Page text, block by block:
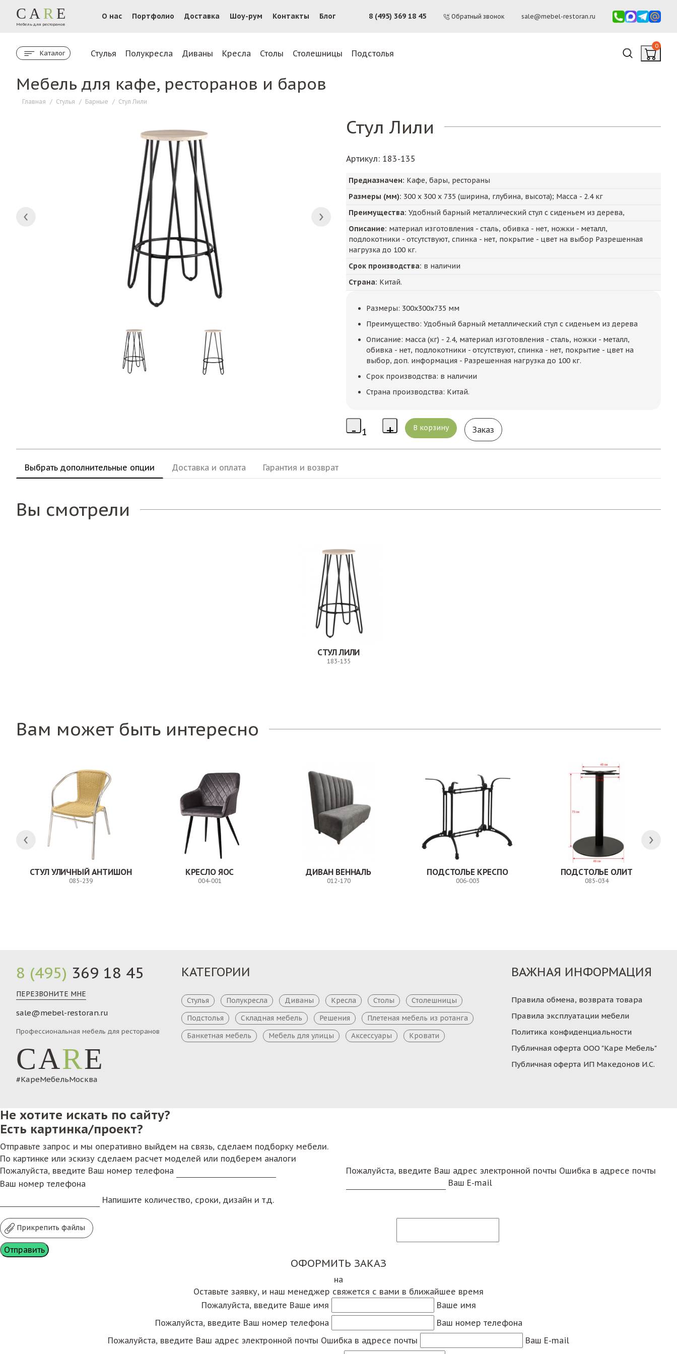
CA R E
Мебель для ресторанов
О нас Портфолио Доставка Шоу-рум Контакты Блог 8 (495) 369 18 45 Обратный звонок sale@mebel-restoran.ru
Каталог Стулья Полукресла Диваны Кресла Столы Столешницы Подстолья
0
Мебель для кафе, ресторанов и баров
Главная / Стулья / Барные / Стул Лили
Стул Лили
Артикул: 183-135
Предназначен: Кафе, бары, рестораны
Размеры (мм): 300 х 300 х 735 (ширина, глубина, высота); Масса - 2.4кг
Преимущества: Удобный барный металлический стул с сиденьем из дерева,
Описание: материал изготовления - сталь, обивка - нет, ножки - металл,
подлокотники - отсутствуют, спинка - нет, покрытие - цвет на выбор Разрешенная
нагрузка до 100 кг.
Срок производства: в наличии
Страна: Китай.
Размеры: 300x300x735 мм
Преимущество: Удобный барный металлический стул с сиденьем из дерева
Описание: масса (кг) - 2.4, материал изготовления - сталь, ножки - металл,
обивка - нет, подлокотники - отсутствуют, спинка - нет, покрытие - цвет на
выбор, доп. информация - Разрешенная нагрузка до 100 кг.
Срок производства: в наличии
Страна производства: Китай.
Заказ
Выбрать дополнительные опции Доставка и оплата Гарантия и возврат
Вы смотрели
СТУЛ ЛИЛИ
183-135
Вам может быть интересно
СТУЛ УЛИЧНЫЙ АНТИШОН
085-239
КРЕСЛО ЯОС
004-001
ДИВАН ВЕННАЛЬ
012-170
ПОДСТОЛЬЕ КРЕСПО
006-003
ПОДСТОЛЬЕ ОЛИТ
085-034
8 (495) 369 18 45
ПЕРЕЗВОНИТЕ МНЕ
sale@mebel-restoran.ru
Профессиональная мебель для ресторанов
CARE
#КареМебельМосква
КАТЕГОРИИ
Стулья Полукресла Диваны Кресла Столы
Столешницы
Подстолья
Складная мебель Решения
Плетеная мебель из ротанга
Банкетная мебель
Мебель для улицы Аксессуары Кровати
ВАЖНАЯ ИНФОРМАЦИЯ
Правила обмена, возврата товара
Правила эксплуатации мебели
Политика конфиденциальности
Публичная оферта ООО "Каре Мебель"
Публичная оферта ИП Македонов И.С.
Не хотите искать по сайту?
Есть картинка/проект?
Отправьте запрос и мы оперативно выйдем на связь, сделаем подборку мебели.
По картинке или эскизу сделаем расчет моделей или подберем аналоги
Пожалуйста, введите Ваш номер телефона
Ваш номер телефона
Пожалуйста, введите Ваш адрес электронной почты Ошибка в адресе почты
Ваш E-mail
Напишите количество, сроки, дизайн и т.д.
Прикрепить файлы
ОФОРМИТЬ ЗАКАЗ
на
Оставьте заявку, и наш менеджер свяжется с вами в ближайшее время
Пожалуйста, введите Ваше имя
Ваше имя
Пожалуйста, введите Ваш номер телефона
Ваш номер телефона
Пожалуйста, введите Ваш адрес электронной почты Ошибка в адресе почты Ваш E-mail